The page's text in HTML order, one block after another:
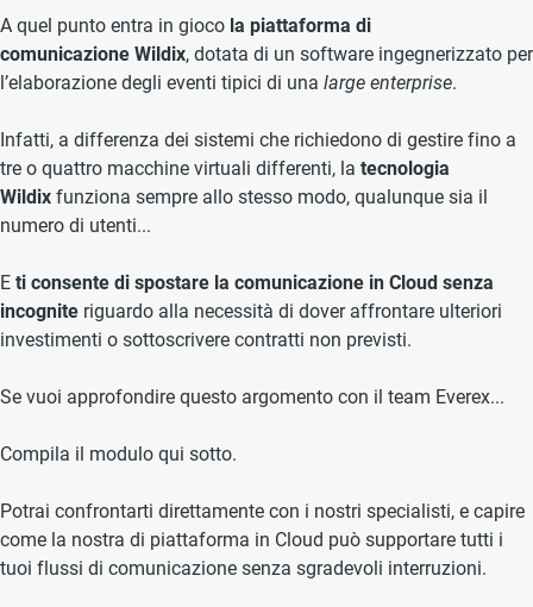
A quel punto entra in gioco la piattaforma di
comunicazione Wildix, dotata di un software ingegnerizzato per
l’elaborazione degli eventi tipici di una large enterprise.
Infatti, a differenza dei sistemi che richiedono di gestire fino a
tre o quattro macchine virtuali differenti, la tecnologia
Wildix funziona sempre allo stesso modo, qualunque sia il
numero di utenti...
E ti consente di spostare la comunicazione in Cloud senza
incognite riguardo alla necessità di dover affrontare ulteriori
investimenti o sottoscrivere contratti non previsti.
Se vuoi approfondire questo argomento con il team Everex...
Compila il modulo qui sotto.
Potrai confrontarti direttamente con i nostri specialisti, e capire
come la nostra di piattaforma in Cloud può supportare tutti i
tuoi flussi di comunicazione senza sgradevoli interruzioni.